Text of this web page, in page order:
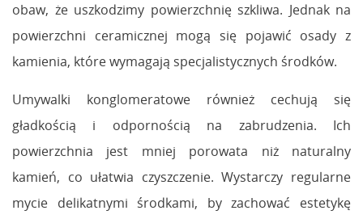
obaw, że uszkodzimy powierzchnię szkliwa. Jednak na
powierzchni ceramicznej mogą się pojawić osady z
kamienia, które wymagają specjalistycznych środków.
Umywalki konglomeratowe również cechują się
gładkością i odpornością na zabrudzenia. Ich
powierzchnia jest mniej porowata niż naturalny
kamień, co ułatwia czyszczenie. Wystarczy regularne
mycie delikatnymi środkami, by zachować estetykę